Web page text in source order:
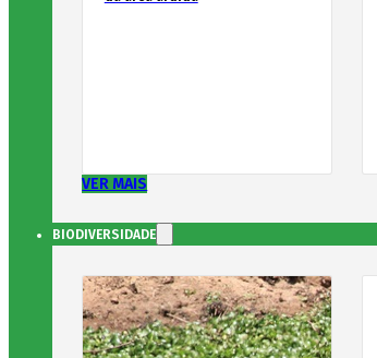
VER MAIS
BIODIVERSIDADE